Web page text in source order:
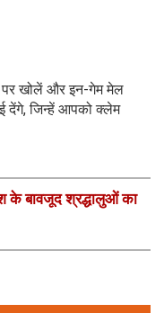
पर खोलें और इन-गेम मेल
देंगे, जिन्हें आपको क्लेम
के बावजूद श्रद्धालुओं का